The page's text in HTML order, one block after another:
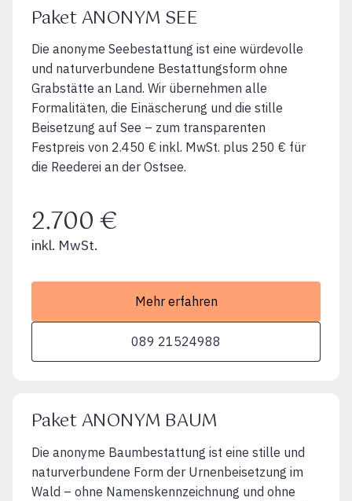
Paket ANONYM SEE
Die anonyme Seebestattung ist eine würdevolle
und naturverbundene Bestattungsform ohne
Grabstätte an Land. Wir übernehmen alle
Formalitäten, die Einäscherung und die stille
Beisetzung auf See – zum transparenten
Festpreis von 2.450 € inkl. MwSt. plus 250 € für
die Reederei an der Ostsee.
2.700 €
inkl. MwSt.
Mehr erfahren
089 21524988
Paket ANONYM BAUM
Die anonyme Baumbestattung ist eine stille und
naturverbundene Form der Urnenbeisetzung im
Wald – ohne Namenskennzeichnung und ohne